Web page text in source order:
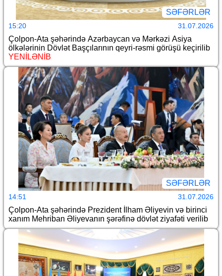
SƏFƏRLƏR
15:20 31.07.2026
Çolpon-Ata şəhərində Azərbaycan və Mərkəzi Asiya
ölkələrinin Dövlət Başçılarının qeyri-rəsmi görüşü keçirilib
YENİLƏNİB
SƏFƏRLƏR
14:51 31.07.2026
Çolpon-Ata şəhərində Prezident İlham Əliyevin və birinci
xanım Mehriban Əliyevanın şərəfinə dövlət ziyafəti verilib